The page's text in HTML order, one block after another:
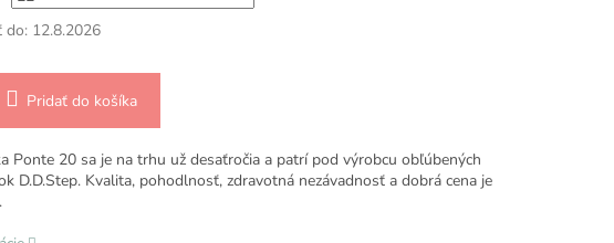
do: 12.8.2026
Pridať do košíka
Ponte 20 sa je na trhu už desaťročia a patrí pod výrobcu obľúbených
D.D.Step. Kvalita, pohodlnosť, zdravotná nezávadnosť a dobrá cena je